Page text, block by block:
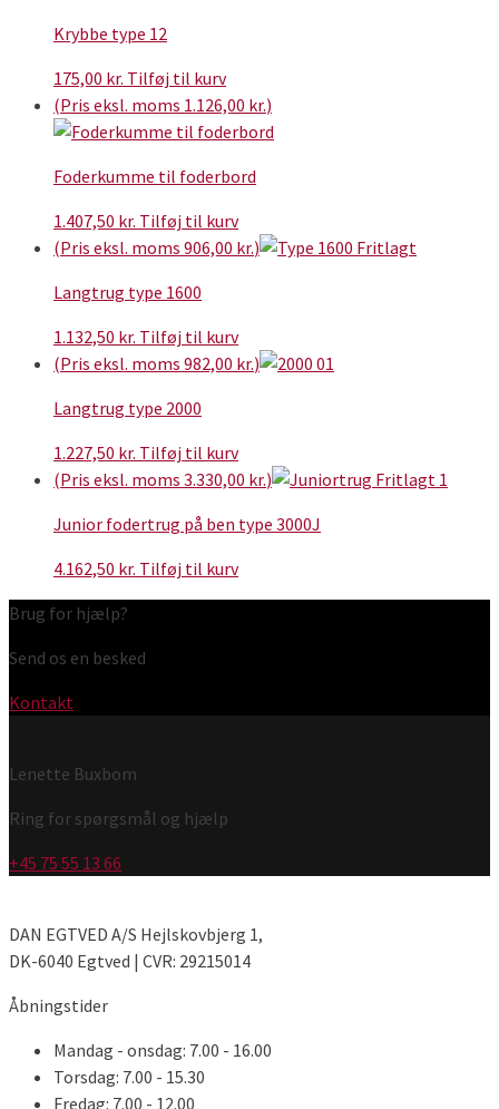
Krybbe type 12
175,00 kr. Tilføj til kurv
(Pris eksl. moms 1.126,00 kr.)
Foderkumme til foderbord
1.407,50 kr. Tilføj til kurv
(Pris eksl. moms 906,00 kr.)
Langtrug type 1600
1.132,50 kr. Tilføj til kurv
(Pris eksl. moms 982,00 kr.)
Langtrug type 2000
1.227,50 kr. Tilføj til kurv
(Pris eksl. moms 3.330,00 kr.)
Junior fodertrug på ben type 3000J
4.162,50 kr. Tilføj til kurv
Brug for hjælp?
Send os en besked
Kontakt
Lenette Buxbom
Ring for spørgsmål og hjælp
+45 75 55 13 66
DAN EGTVED A/S Hejlskovbjerg 1,
DK-6040 Egtved | CVR: 29215014
Åbningstider
Mandag - onsdag: 7.00 - 16.00
Torsdag: 7.00 - 15.30
Fredag: 7.00 - 12.00